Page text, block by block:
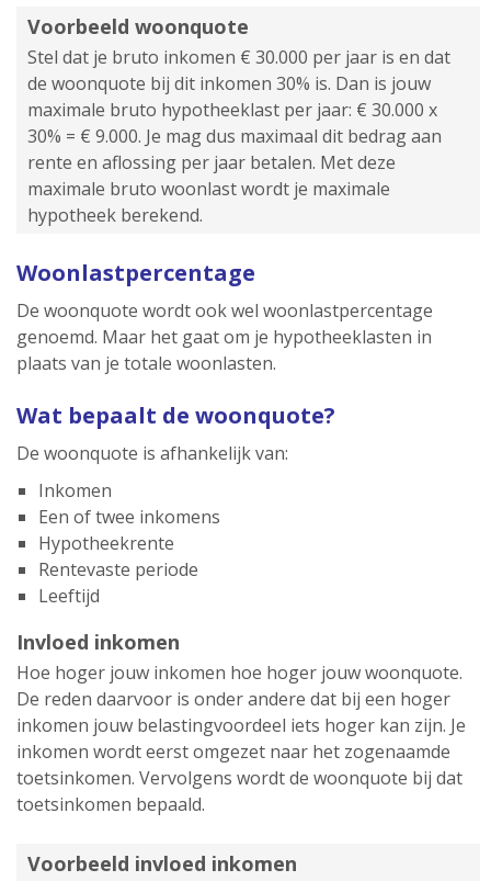
Voorbeeld woonquote
Stel dat je bruto inkomen € 30.000 per jaar is en dat
de woonquote bij dit inkomen 30% is. Dan is jouw
maximale bruto hypotheeklast per jaar: € 30.000 x
30% = € 9.000. Je mag dus maximaal dit bedrag aan
rente en aflossing per jaar betalen. Met deze
maximale bruto woonlast wordt je maximale
hypotheek berekend.
Woonlastpercentage
De woonquote wordt ook wel woonlastpercentage
genoemd. Maar het gaat om je hypotheeklasten in
plaats van je totale woonlasten.
Wat bepaalt de woonquote?
De woonquote is afhankelijk van:
Inkomen
Een of twee inkomens
Hypotheekrente
Rentevaste periode
Leeftijd
Invloed inkomen
Hoe hoger jouw inkomen hoe hoger jouw woonquote.
De reden daarvoor is onder andere dat bij een hoger
inkomen jouw belastingvoordeel iets hoger kan zijn. Je
inkomen wordt eerst omgezet naar het zogenaamde
toetsinkomen. Vervolgens wordt de woonquote bij dat
toetsinkomen bepaald.
Voorbeeld invloed inkomen